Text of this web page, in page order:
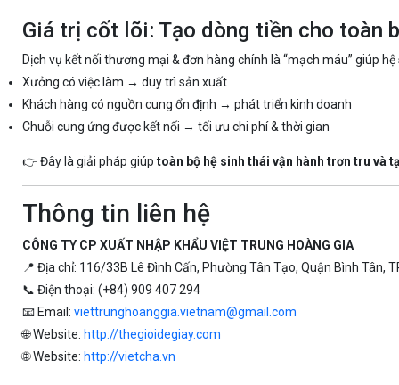
Giá trị cốt lõi: Tạo dòng tiền cho toàn
Dịch vụ kết nối thương mại & đơn hàng chính là “mạch máu” giúp
Xưởng có việc làm → duy trì sản xuất
Khách hàng có nguồn cung ổn định → phát triển kinh doanh
Chuỗi cung ứng được kết nối → tối ưu chi phí & thời gian
👉 Đây là giải pháp giúp toàn bộ hệ sinh thái vận hành trơn tru và
Thông tin liên hệ
CÔNG TY CP XUẤT NHẬP KHẨU VIỆT TRUNG HOÀNG GIA
📍 Địa chỉ: 116/33B Lê Đình Cấn, Phường Tân Tạo, Quận Bình Tân,
📞 Điện thoại: (+84) 909 407 294
📧 Email: viettrunghoanggia.vietnam@gmail.com
🌐 Website: http://thegioidegiay.com
🌐 Website: http://vietcha.vn